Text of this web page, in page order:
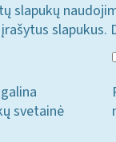
slapukų
slapukus.
svetainė